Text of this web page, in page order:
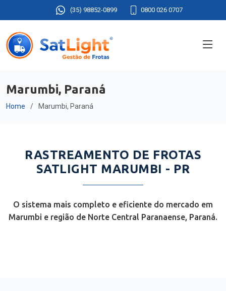
(35) 98852-0899 0800 026 0707
Marumbi, Paraná
Home Marumbi, Paraná
RASTREAMENTO DE FROTAS
SATLIGHT MARUMBI - PR
O sistema mais completo e eficiente do mercado em
Marumbi e região de Norte Central Paranaense, Paraná.